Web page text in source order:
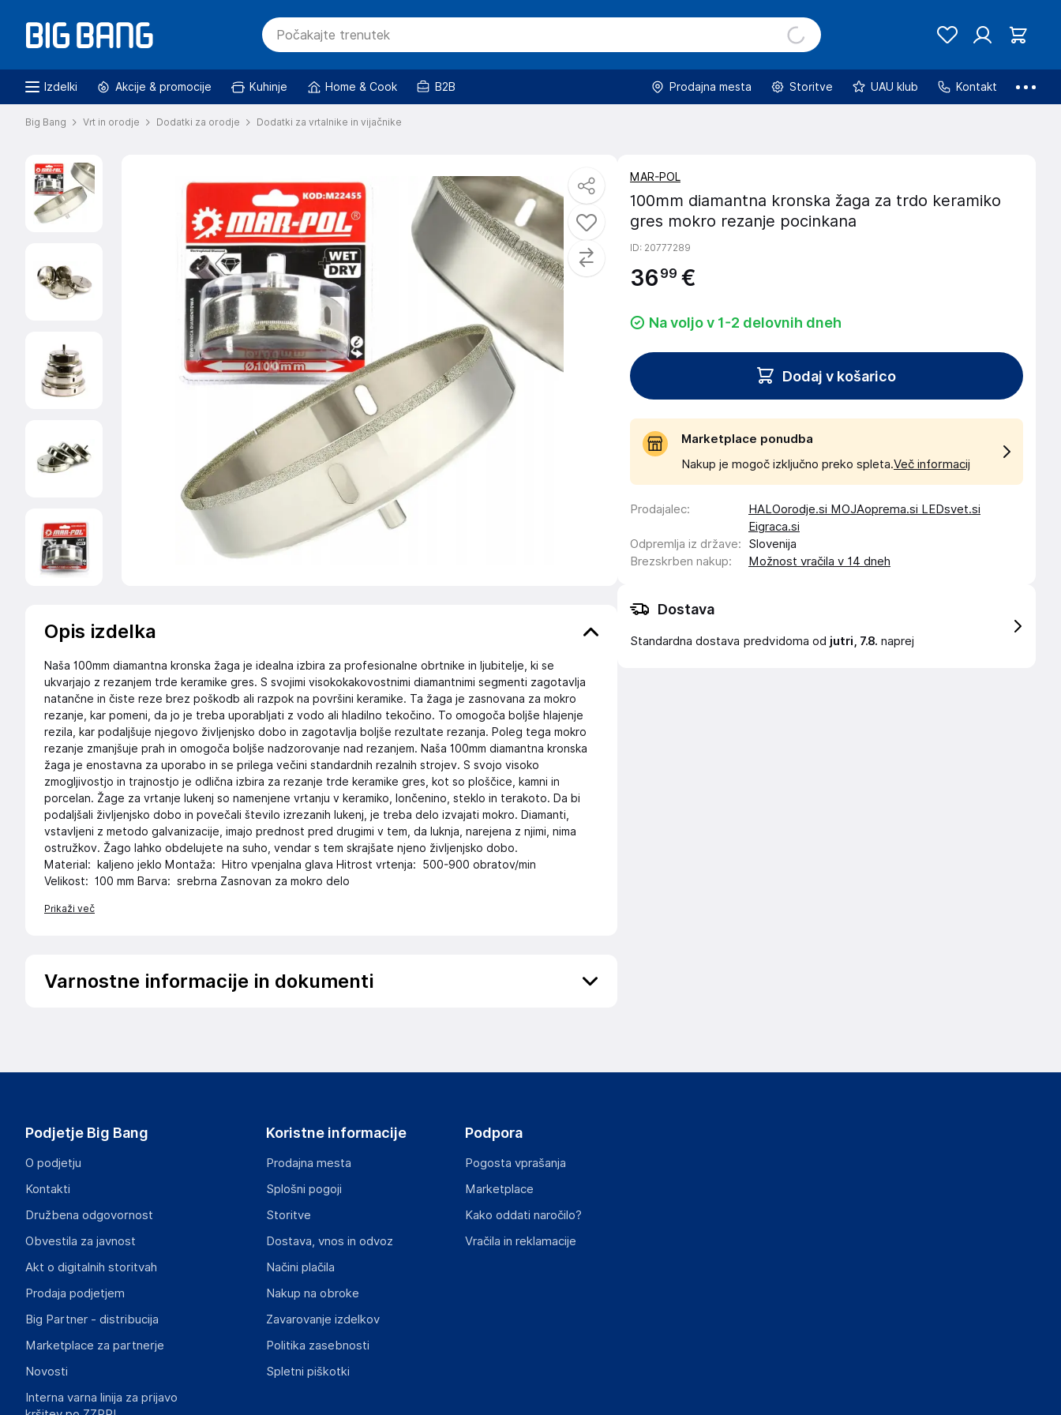
Izdelki Akcije & promocije Kuhinje Home & Cook B2B Prodajna mesta Storitve UAU klub Kontakt
Big Bang Vrt in orodje Dodatki za orodje Dodatki za vrtalnike in vijačnike
Opis izdelka
Naša 100mm diamantna kronska žaga je idealna izbira za profesionalne obrtnike in ljubitelje, ki se
ukvarjajo z rezanjem trde keramike gres. S svojimi visokokakovostnimi diamantnimi segmenti zagotavlja
natančne in čiste reze brez poškodb ali razpok na površini keramike. Ta žaga je zasnovana za mokro
rezanje, kar pomeni, da jo je treba uporabljati z vodo ali hladilno tekočino. To omogoča boljše hlajenje
rezila, kar podaljšuje njegovo življenjsko dobo in zagotavlja boljše rezultate rezanja. Poleg tega mokro
rezanje zmanjšuje prah in omogoča boljše nadzorovanje nad rezanjem. Naša 100mm diamantna kronska
žaga je enostavna za uporabo in se prilega večini standardnih rezalnih strojev. S svojo visoko
zmogljivostjo in trajnostjo je odlična izbira za rezanje trde keramike gres, kot so ploščice, kamni in
porcelan. Žage za vrtanje lukenj so namenjene vrtanju v keramiko, lončenino, steklo in terakoto. Da bi
podaljšali življenjsko dobo in povečali število izrezanih lukenj, je treba delo izvajati mokro. Diamanti,
vstavljeni z metodo galvanizacije, imajo prednost pred drugimi v tem, da luknja, narejena z njimi, nima
ostružkov. Žago lahko obdelujete na suho, vendar s tem skrajšate njeno življenjsko dobo.
Material: kaljeno jeklo Montaža: Hitro vpenjalna glava Hitrost vrtenja: 500-900 obratov/min
Velikost: 100 mm Barva: srebrna Zasnovan za mokro delo
Prikaži več
Varnostne informacije in dokumenti
info@haloorodje.si
Gospodarski subjekt s sedežem v EU, ki zagotavlja skladnost izdelka z zahtevanimi predpisi.
Na žago 32, 8351 Straža
Slovenija
MAR-POL
100mm diamantna kronska žaga za trdo keramiko
gres mokro rezanje pocinkana
ID: 20777289
36 99 €
Na voljo v 1-2 delovnih dneh
Dodaj v košarico
Marketplace ponudba
Nakup je mogoč izključno preko spleta.Več informacij
Prodajalec:
HALOorodje.si MOJAoprema.si LEDsvet.si
Eigraca.si
Odpremlja iz države:
Slovenija
Brezskrben nakup: Možnost vračila v 14 dneh
Dostava
Standardna dostava predvidoma od jutri, 7.8. naprej
Podjetje Big Bang
O podjetju
Kontakti
Družbena odgovornost
Obvestila za javnost
Akt o digitalnih storitvah
Prodaja podjetjem
Big Partner - distribucija
Marketplace za partnerje
Novosti
Interna varna linija za prijavo
Koristne informacije
Prodajna mesta
Splošni pogoji
Storitve
Dostava, vnos in odvoz
Načini plačila
Nakup na obroke
Zavarovanje izdelkov
Politika zasebnosti
Spletni piškotki
Podpora
Pogosta vprašanja
Marketplace
Kako oddati naročilo?
Vračila in reklamacije